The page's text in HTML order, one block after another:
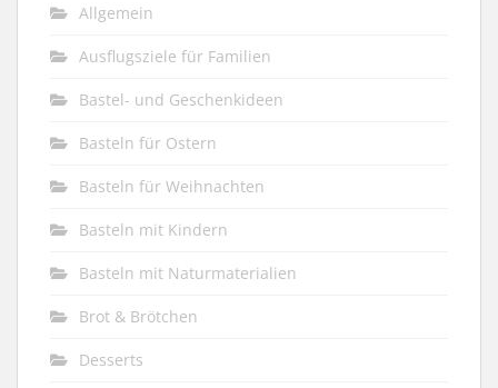
Allgemein
Ausflugsziele für Familien
Bastel- und Geschenkideen
Basteln für Ostern
Basteln für Weihnachten
Basteln mit Kindern
Basteln mit Naturmaterialien
Brot & Brötchen
Desserts